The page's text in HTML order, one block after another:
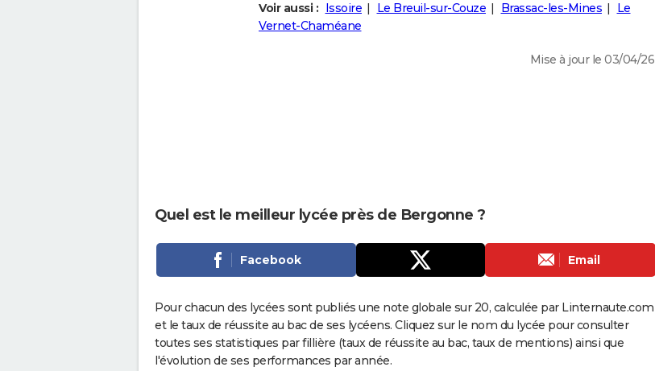
Voir aussi : Issoire Le Breuil-sur-Couze Brassac-les-Mines
Le
Vernet-Chaméane
Mise à jour le 03/04/26
Quel est le meilleur lycée près de Bergonne ?
Facebook Email
Pour chacun des lycées sont publiés une note globale sur 20, calculée par Linternaute.com
et le taux de réussite au bac de ses lycéens. Cliquez sur le nom du lycée pour consulter
toutes ses statistiques par fillière (taux de réussite au bac, taux de mentions) ainsi que
l'évolution de ses performances par année.